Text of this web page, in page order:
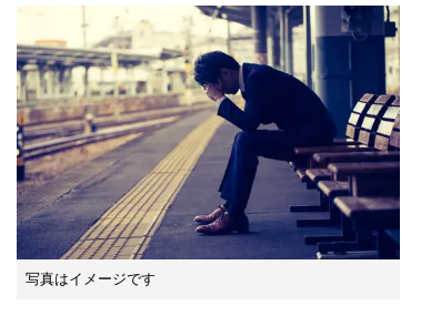
写真はイメージです